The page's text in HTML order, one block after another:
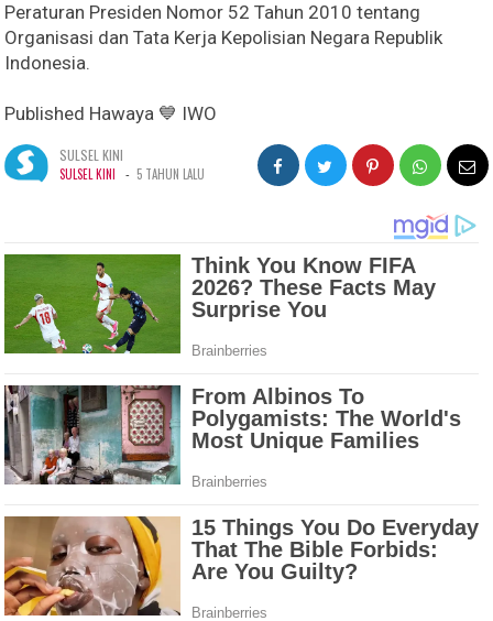
Peraturan Presiden Nomor 52 Tahun 2010 tentang
Organisasi dan Tata Kerja Kepolisian Negara Republik
Indonesia.
Published Hawaya 💙 IWO
SULSEL KINI
SULSEL KINI - 5 TAHUN LALU